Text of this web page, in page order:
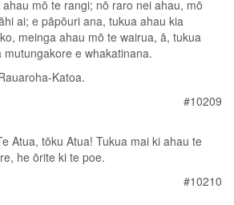
mō te rangi; nō raro nei ahau, mō
ai; e pāpōuri ana, tukua ahau kia
meinga ahau mō te wairua, ā, tukua
e whakatinana.
Katoa.
#10209
Atua, tōku Atua! Tukua mai ki ahau te
he ōrite ki te poe.
#10210